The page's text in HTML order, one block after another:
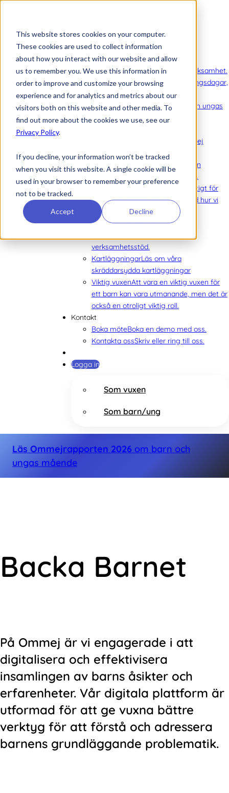
This website stores cookies on your computer.
These cookies are used to collect information
about how you interact with our website and allow
us to remember you. We use this information in
order to improve and customize your browsing
experience and for analytics and metrics about our
visitors both on this website and other media. To
find out more about the cookies we use, see our
Privacy Policy.
If you decline, your information won’t be tracked
when you visit this website. A single cookie will be
used in your browser to remember your preference
not to be tracked.
Accept Decline
Att köpa in Ommej
Nyheter
NyheterSenaste nytt om vår verksamhet.
EvenemangAnmälan till utbildningsdagar,
webinarier och annat.
RapporterRapporter om barn och ungas
mående.
Läs om hur Ommej
fungerar för barn och unga.
Forskning och ImpactLäs om den
forskning som gjorts på Ommej.
Dataskydd & säkerhet
Det är viktigt för
oss att du känner dig trygg med hur vi
hanterar känsliga uppgifter.
Om ossAllt om företaget.
verksamhetsstöd.
KartläggningarLäs om våra
skräddarsydda kartläggningar
Viktig vuxenAtt vara en viktig vuxen för
ett barn kan vara utmanande, men det är
också en otroligt viktig roll.
Kontakt
Boka möteBoka en demo med oss.
Kontakta ossSkriv eller ring till oss.
Logga in
Som vuxen
Som barn/ung
Läs Ommejrapporten 2026 om barn och
ungas mående
Backa Barnet
På Ommej är vi engagerade i att
digitalisera och effektivisera
insamlingen av barns åsikter och
erfarenheter. Vår digitala plattform är
utformad för att ge vuxna bättre
verktyg för att förstå och adressera
barnens grundläggande problematik.